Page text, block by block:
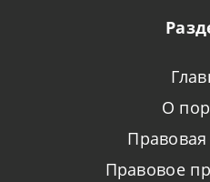
О
Правовое